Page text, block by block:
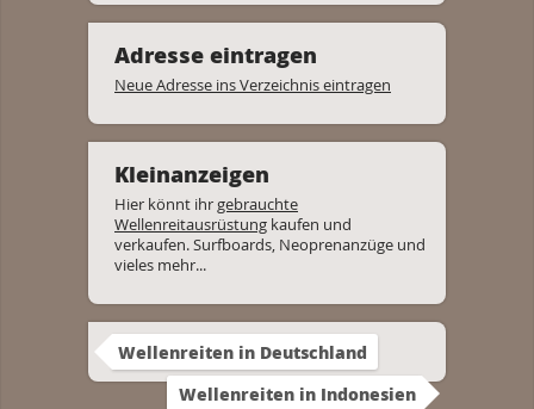
Adresse eintragen
Neue Adresse ins Verzeichnis eintragen
Kleinanzeigen
Hier könnt ihrgebrauchte
Wellenreitausrüstung kaufen und
verkaufen. Surfboards, Neoprenanzüge und
vieles mehr...
Wellenreiten in Deutschland
Wellenreiten in Indonesien